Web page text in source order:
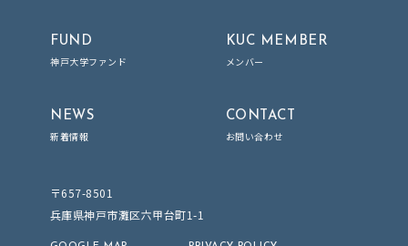
FUND
神戸大学ファンド
KUC MEMBER
メンバー
NEWS
新着情報
CONTACT
お問い合わせ
〒657-8501
兵庫県神戸市灘区六甲台町1-1